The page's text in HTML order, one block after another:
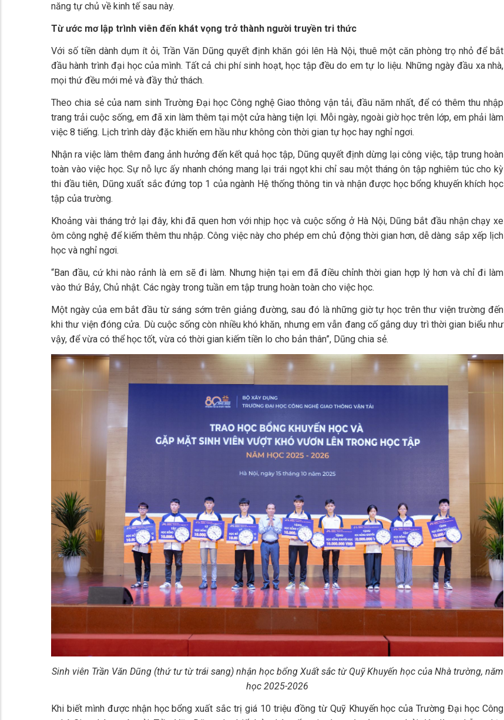
năng tự chủ về kinh tế sau này.
Từ ước mơ lập trình viên đến khát vọng trở thành người truyền tri thức
Với số tiền dành dụm ít ỏi, Trần Văn Dũng quyết định khăn gói lên Hà Nội, thuê một căn phòng trọ nhỏ để bắt
đầu hành trình đại học của mình. Tất cả chi phí sinh hoạt, học tập đều do em tự lo liệu. Những ngày đầu xa nhà,
mọi thứ đều mới mẻ và đầy thử thách.
Theo chia sẻ của nam sinh Trường Đại học Công nghệ Giao thông vận tải, đầu năm nhất, để có thêm thu nhập
trang trải cuộc sống, em đã xin làm thêm tại một cửa hàng tiện lợi. Mỗi ngày, ngoài giờ học trên lớp, em phải làm
việc 8 tiếng. Lịch trình dày đặc khiến em hầu như không còn thời gian tự học hay nghỉ ngơi.
Nhận ra việc làm thêm đang ảnh hưởng đến kết quả học tập, Dũng quyết định dừng lại công việc, tập trung hoàn
toàn vào việc học. Sự nỗ lực ấy nhanh chóng mang lại trái ngọt khi chỉ sau một tháng ôn tập nghiêm túc cho kỳ
thi đầu tiên, Dũng xuất sắc đứng top 1 của ngành Hệ thống thông tin và nhận được học bổng khuyến khích học
tập của trường.
Khoảng vài tháng trở lại đây, khi đã quen hơn với nhịp học và cuộc sống ở Hà Nội, Dũng bắt đầu nhận chạy xe
ôm công nghệ để kiếm thêm thu nhập. Công việc này cho phép em chủ động thời gian hơn, dễ dàng sắp xếp lịch
học và nghỉ ngơi.
“Ban đầu, cứ khi nào rảnh là em sẽ đi làm. Nhưng hiện tại em đã điều chỉnh thời gian hợp lý hơn và chỉ đi làm
vào thứ Bảy, Chủ nhật. Các ngày trong tuần em tập trung hoàn toàn cho việc học.
Một ngày của em bắt đầu từ sáng sớm trên giảng đường, sau đó là những giờ tự học trên thư viện trường đến
khi thư viện đóng cửa. Dù cuộc sống còn nhiều khó khăn, nhưng em vẫn đang cố gắng duy trì thời gian biểu như
vậy, để vừa có thể học tốt, vừa có thời gian kiếm tiền lo cho bản thân”, Dũng chia sẻ.
Sinh viên Trần Văn Dũng (thứ tư từ trái sang) nhận học bổng Xuất sắc từ Quỹ Khuyến học của Nhà trường, năm
học 2025-2026
Khi biết mình được nhận học bổng xuất sắc trị giá 10 triệu đồng từ Quỹ Khuyến học của Trường Đại học Công